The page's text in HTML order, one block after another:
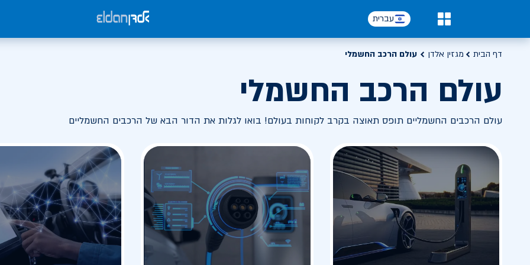
עברית
דף הבית מגזין אלדן עולם הרכב החשמלי
עולם הרכב החשמלי
עולם הרכבים החשמליים תופס תאוצה בקרב לקוחות בעולם! בואו לגלות את הדור הבא של הרכבים החשמליים